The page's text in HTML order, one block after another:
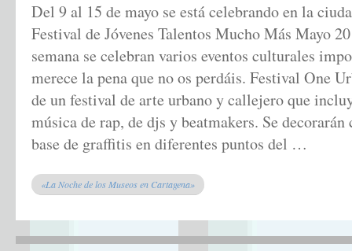
Del 9 al 15 de mayo se está celebrando en la
Festival de Jóvenes Talentos Mucho Más Mayo
semana se celebran varios eventos culturales
merece la pena que no os perdáis. Festival One
de un festival de arte urbano y callejero que
música de rap, de djs y beatmakers. Se decorarán
base de graffitis en diferentes puntos del …
«La Noche de los Museos en Cartagena»